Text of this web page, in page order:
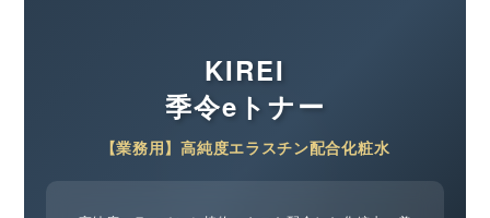
KIREI
季令eトナー
【業務用】高純度エラスチン配合化粧水